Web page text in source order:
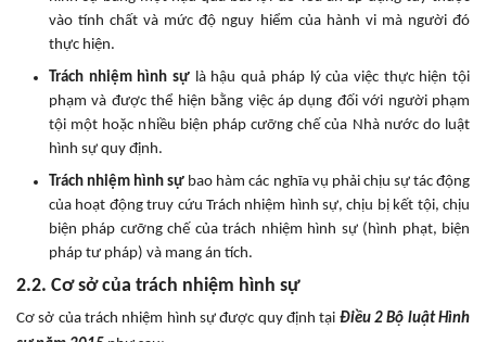
vào tính chất và mức độ nguy hiểm của hành vi mà người đó
thực hiện.
Trách nhiệm hình sự là hậu quả pháp lý của việc thực hiện tội
phạm và được thể hiện bằng việc áp dụng đối với người phạm
tội một hoặc nhiều biện pháp cưỡng chế của Nhà nước do luật
hình sự quy định.
Trách nhiệm hình sự bao hàm các nghĩa vụ phải chịu sự tác động
của hoạt động truy cứu Trách nhiệm hình sự, chịu bị kết tội, chịu
biện pháp cưỡng chế của trách nhiệm hình sự (hình phạt, biện
pháp tư pháp) và mang án tích.
2.2. Cơ sở của trách nhiệm hình sự
Cơ sở của trách nhiệm hình sự được quy định tại Điều 2 Bộ luật Hình